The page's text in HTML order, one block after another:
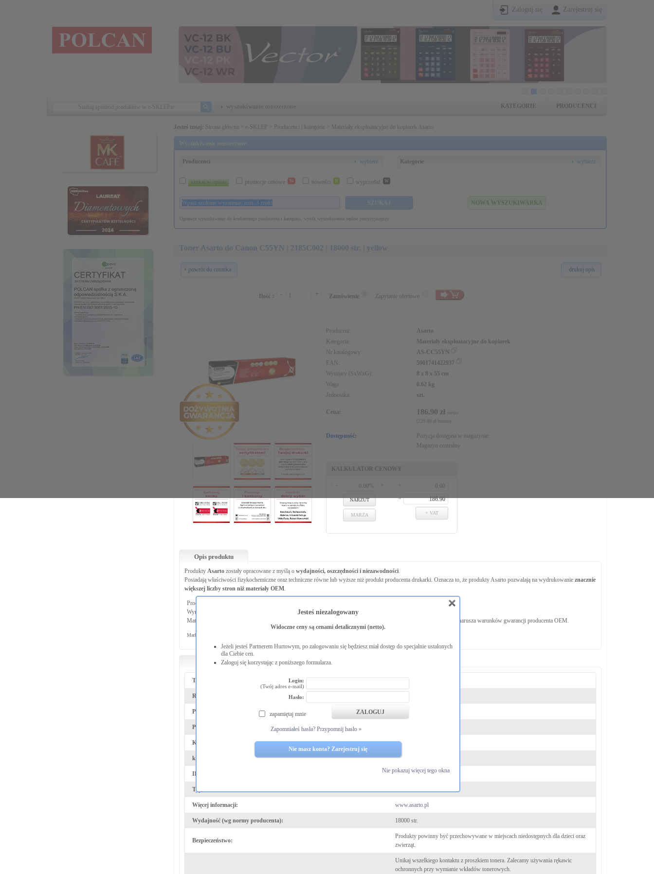
Jesteś niezalogowany
Widoczne ceny są cenami detalicznymi (netto).
Jeżeli jesteś Partnerem Hurtowym, po zalogowaniu się będziesz miał dostęp do specjalnie ustalonych
dla Ciebie cen.
Zaloguj się korzystając z poniższego formularza.
Login:
(Twój adres e-mail)
Hasło:
zapamiętaj mnie
Zapomniałeś hasła? Przypomnij hasło »
Nie masz konta? Zarejestruj się
Nie pokazuj więcej tego okna
Zaloguj się Zarejestruj się
PRODUCENCI
KATEGORIE
wyszukiwanie rozszerzone
Jesteś tutaj: Strona główna > e-SKLEP > Producenci i kategorie > Materiały eksploatacyjne do kopiarek Asarto
Wyszukiwanie rozszerzone:
Producenci wybierz Kategorie wybierz
szukaj w opisie promocje cenowe % nowości N wyprzedaż W
Ogranicz wyszukiwanie do konkretnego producenta i kategorii, wynik wyszukiwania będzie precyzyjniejszy.
Toner Asarto do Canon C55YN | 2185C002 | 18000 str. | yellow
powrót do cennika drukuj opis
Ilość : - + Zamówienie Zapytanie ofertowe
Producent:
Asarto
Kategoria:
Materiały eksploatacyjne do kopiarek
Nr katalogowy:
AS-CC55YN
EAN:
5901741422937
Wymiary (SxWxG):
8 x 8 x 55 cm
Waga :
0.62 kg
Jednostka:
szt.
Cena: 186.90 zł netto
(229.89 zł brutto)
Dostępność:
Pozycja dostępna w magazynie:
Magazyn centralny
KALKULATOR CENOWY
- +
NARZUT
MARŻA
+
=
+ VAT
Opis produktu
Produkty Asarto zostały opracowane z myślą o wydajności, oszczędności i niezawodności.
Posiadają właściwości fizykochemiczne oraz techniczne równe lub wyższe niż produkt producenta drukarki. Oznacza to, że produkty Asarto pozwalają na wydrukowanie znacznie
większej liczby stron niż materiały OEM.
Produkty Asarto zostały przebadane w testach drukujących przy 5% zaczernieniu strony wg normy ISO 19752.
Wynik przedstawia
dobrą jakość wydruków oraz wysoką niezawodność
Materiały eksploatacyjne Asarto są
z urządzeniem, do którego są przeznaczone. Ich użycie nie narusza warunków gwarancji producenta OEM.
Marki i nazwy drukarek i kartridży zamieszczone to zastrzeżone znaki ich producentów. Zostały użyte wyłącznie w celach informacyjnych
Parametry
Typ produktu:
Rodzaj wkładu:
Producent:
Producent OEM:
Kod OEM: 2185C002
kolor yellow (żółty)
Ilośc w opakowaniu: 1 szt.
Typ:
Więcej informacji: www.asarto.pl
Wydajność (wg normy producenta): 18000 str.
Bezpieczeństwo:
Produkty powinny być przechowywane w miejscach niedostępnych dla dzieci oraz
zwierząt.
Unikaj wszelkiego kontaktu z proszkiem tonera. Zalecamy używania rękawic
ochronnych przy wymianie wkładów tonerowych.